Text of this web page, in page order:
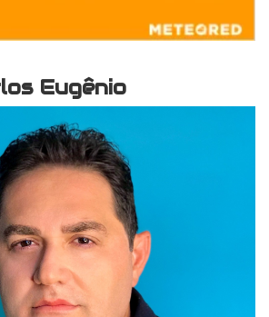
Eugênio